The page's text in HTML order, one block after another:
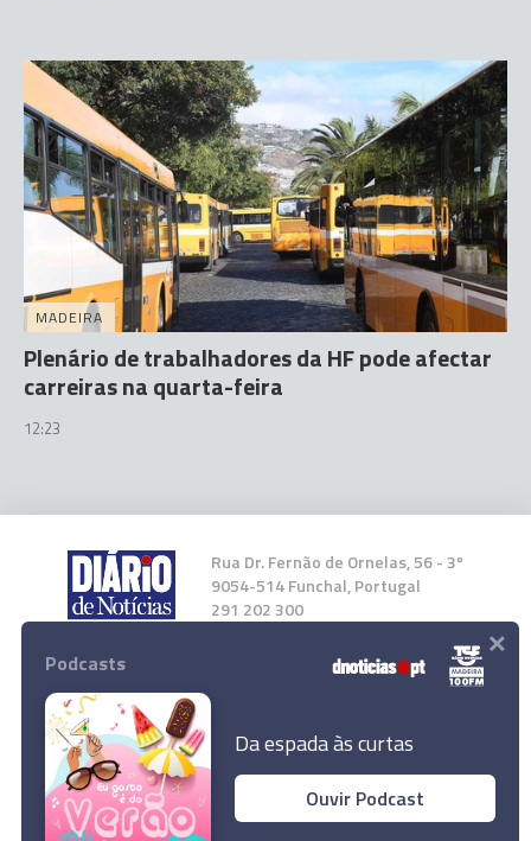
Administração Pública da Madeira perdeu 134
MADEIRA
Plenário de trabalhadores da HF pode afectar
carreiras na quarta-feira
12:23
Rua Dr. Fernão de Ornelas, 56 - 3º
9054-514 Funchal, Portugal
291 202 300
Instale a nossa App
© 2026 Empresa Diário de Notícias, Lda.
Podcasts
Da espada às curtas
Ouvir Podcast
×